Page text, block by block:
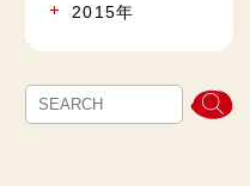
2015年